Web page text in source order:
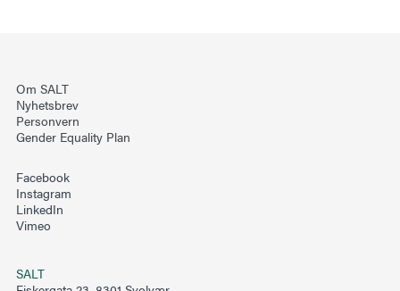
Om SALT
Nyhetsbrev
Personvern
Gender Equality Plan
Facebook
Instagram
LinkedIn
Vimeo
SALT